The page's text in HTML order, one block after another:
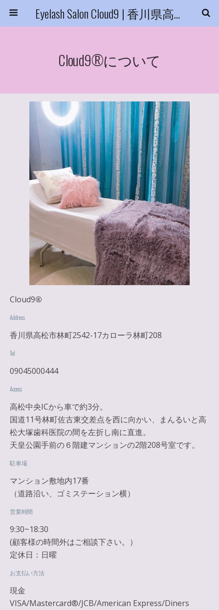
Eyelash Salon Cloud9 | 香川県高松市
Cloud9®について
Cloud9®
Address
香川県高松市林町2542-17カローラ林町208
Tel
09045000444
Access
高松中央ICから車で約3分。
国道11号林町佐古東交差点を西に向かい、まんるいと高
松大塚歯科医院の間を左折し南に直進。
天皇公園手前の６階建マンションの2階208号室です。
駐車場
マンション敷地内17番
（道路沿い、ゴミステーション横）
営業時間
9:30~18:30
(顧客様の時間外はご相談下さい。）
定休日：日曜
お支払い方法
現金
VISA/Mastercard®︎/JCB/American Express/Diners